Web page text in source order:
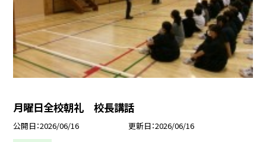
月曜日全校朝礼 校長講話
公開日 2026/06/16 更新日 2026/06/16